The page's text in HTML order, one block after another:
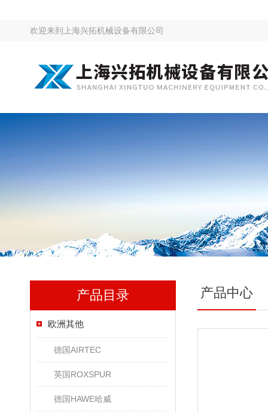
欢迎来到 上海兴拓机械设备有限公司
产品目录
欧洲其他
德国AIRTEC
英国ROXSPUR
德国HAWE哈威
产品中心